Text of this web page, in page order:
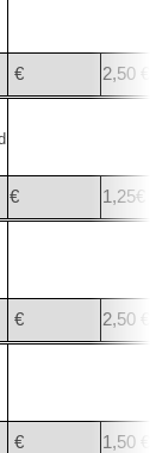
€ 2,50 €
€ 1,25€
€ 2,50 €
€ 1,50 €